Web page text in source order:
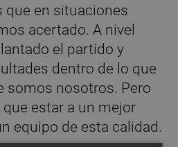
que en situaciones
acertado. A nivel
el partido y
dentro de lo que
somos nosotros. Pero
estar a un mejor
equipo de esta calidad.